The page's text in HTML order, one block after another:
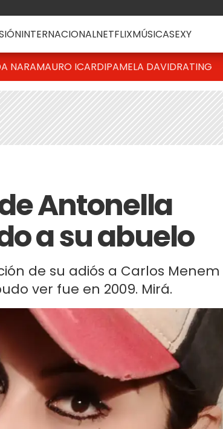
INTERNACIONALNETFLIXMÚSICASEXY
NARAMAURO ICARDIPAMELA DAVIDRATING
Antonella
a su abuelo
de su adiós a Carlos Menem
ver fue en 2009. Mirá.